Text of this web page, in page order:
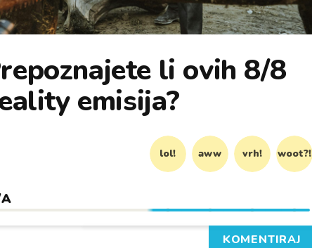
li ovih 8/8
emisija?
lol! aww vrh! woot?!
KOMENTIRAJ